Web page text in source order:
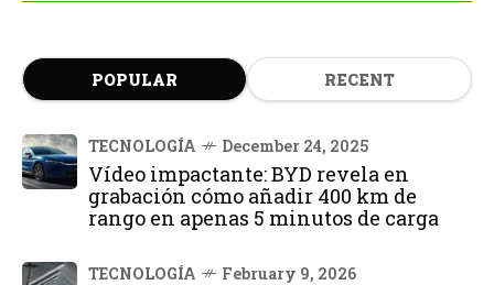
POPULAR RECENT
TECNOLOGÍA December 24, 2025
Vídeo impactante: BYD revela en
grabación cómo añadir 400 km de
rango en apenas 5 minutos de carga
TECNOLOGÍA February 9, 2026